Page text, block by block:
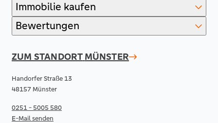
Immobilie kaufen
Bewertungen
ZUM STANDORT MÜNSTER
Handorfer Straße 13
48157 Münster
0251 - 5005 580
E-Mail senden